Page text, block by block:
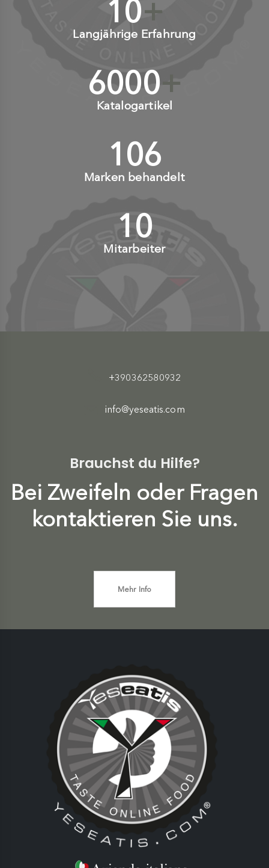
10+
Langjährige Erfahrung
6000+
Katalogartikel
110+
Marken behandelt
10+
Mitarbeiter
+390362580932
info@yeseatis.com
Brauchst du Hilfe?
Bei Zweifeln oder Fragen
kontaktieren Sie uns.
Mehr Info